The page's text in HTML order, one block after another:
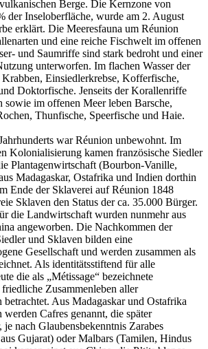
Berge. Die Kernzone von
der Inseloberfläche, wurde am 2. August
erklärt. Die Meeresfauna um Réunion
und eine reiche Fischwelt im offenen
und Saumriffe sind stark bedroht und einer
unterworfen. Im flachen Wasser der
Krabben, Einsiedlerkrebse, Kofferfische,
Doktorfische. Jenseits der Korallenriffe
sowie im offenen Meer leben Barsche,
Thunfische, Speerfische und Haie.
war Réunion unbewohnt. Im
Kolonialisierung kamen französische Siedler
Plantagenwirtschaft (Bourbon-Vanille,
Madagaskar, Ostafrika und Indien dorthin
Ende der Sklaverei auf Réunion 1848
Sklaven den Status der ca. 35.000 Bürger.
die Landwirtschaft wurden nunmehr aus
angeworben. Die Nachkommen der
und Sklaven bilden eine
Gesellschaft und werden zusammen als
Als identitätsstiftend für alle
die als „Métissage“ bezeichnete
Zusammenleben aller
Aus Madagaskar und Ostafrika
werden Cafres genannt, die später
je nach Glaubensbekenntnis Zarabes
Gujarat) oder Malbars (Tamilen, Hindus